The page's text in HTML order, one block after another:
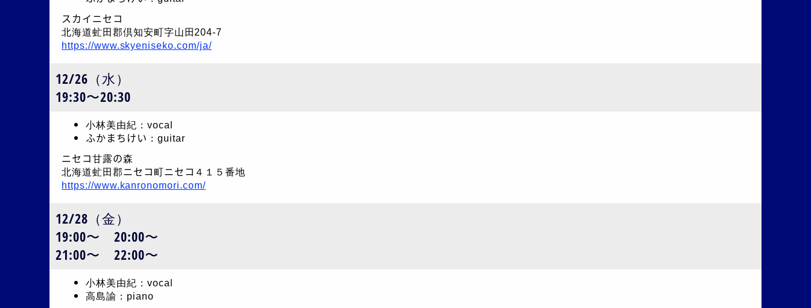
スカイニセコ
北海道虻田郡倶知安町字山田204-7
https://www.skyeniseko.com/ja/
12/26（水）
19:30〜20:30
小林美由紀：vocal
ふかまちけい：guitar
ニセコ甘露の森
北海道虻田郡ニセコ町ニセコ４１５番地
https://www.kanronomori.com/
12/28（金）
19:00〜 20:00〜
21:00〜 22:00〜
小林美由紀：vocal
高島諭：piano